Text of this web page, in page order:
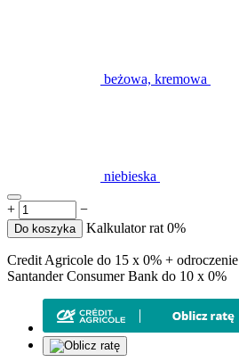
beżowa, kremowa
niebieska
+ −
Do koszyka Kalkulator rat 0%
Credit Agricole do 15 x 0% + odroczenie
Santander Consumer Bank do 10 x 0%